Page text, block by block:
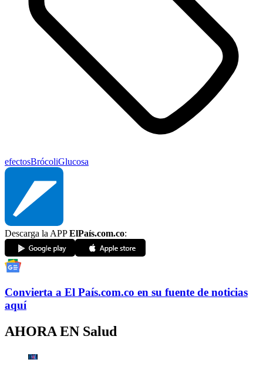
efectosBrócoliGlucosa
Descarga la APPElPaís.com.co:
Convierta a El País.com.co en su fuente de noticias
aquí
AHORA EN Salud